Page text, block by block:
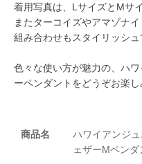
着用写真は、LサイズとMサ
またターコイズやアマゾナ
組み合わせもスタイリッシュ
色々な使い方が魅力の、ハ
ーペンダントをどうぞお楽し
商品名
ハワイアンジ
ェザーMペンダ